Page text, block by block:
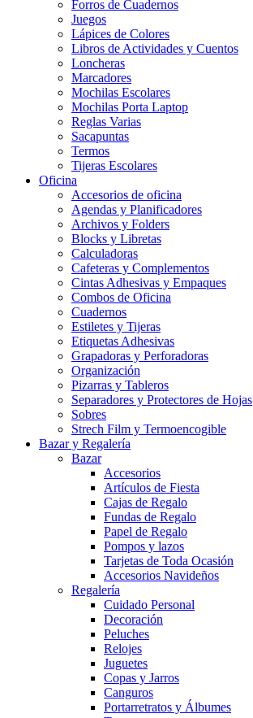
Forros de Cuadernos
Juegos
Lápices de Colores
Libros de Actividades y Cuentos
Loncheras
Marcadores
Mochilas Escolares
Mochilas Porta Laptop
Reglas Varias
Sacapuntas
Termos
Tijeras Escolares
Oficina
Accesorios de oficina
Agendas y Planificadores
Archivos y Folders
Blocks y Libretas
Calculadoras
Cafeteras y Complementos
Cintas Adhesivas y Empaques
Combos de Oficina
Cuadernos
Estiletes y Tijeras
Etiquetas Adhesivas
Grapadoras y Perforadoras
Organización
Pizarras y Tableros
Separadores y Protectores de Hojas
Sobres
Strech Film y Termoencogible
Bazar y Regalería
Bazar
Accesorios
Artículos de Fiesta
Cajas de Regalo
Fundas de Regalo
Papel de Regalo
Pompos y lazos
Tarjetas de Toda Ocasión
Accesorios Navideños
Regalería
Cuidado Personal
Decoración
Peluches
Relojes
Juguetes
Copas y Jarros
Canguros
Portarretratos y Álbumes